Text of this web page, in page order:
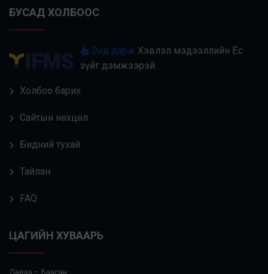
БУСАД ХОЛБООС
Энд дарж Хэвлэл мэдээллийн Ёс
зүйг дэмжээрэй.
Холбоо барих
Сайтын нөхцөл
Бидний тухай
Тайлан
FAQ
ЦАГИЙН ХУВААРЬ
Даваа – Баасан